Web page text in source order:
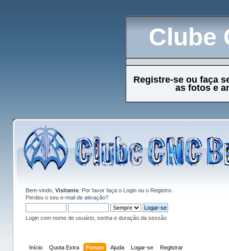
Clube
Registre-se ou faça
as fotos e
Bem-vindo, Visitante. Por favor faça o Loginou o Registro.
Perdeu o seu e-mail de ativação?
Login com nome de usuário, senha e duração da sessão
Início Quota Extra Forum Ajuda Logar-se Registrar